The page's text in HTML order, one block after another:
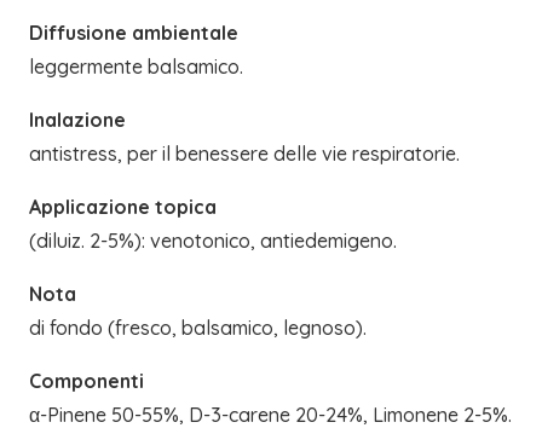
Diffusione ambientale
leggermente balsamico.
Inalazione
antistress, per il benessere delle vie respiratorie.
Applicazione topica
(diluiz. 2-5%): venotonico, antiedemigeno.
Nota
di fondo (fresco, balsamico, legnoso).
Componenti
α-Pinene 50-55%, D-3-carene 20-24%, Limonene 2-5%.